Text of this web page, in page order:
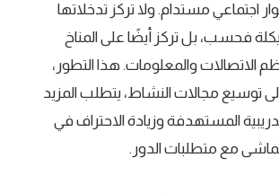
اجتماعي مستدام. ولا تركز تدخلاتها
فحسب، بل تركز أيضًا على المناخ
الاتصالات والمعلومات. هذا التطور،
توسيع مجالات النشاط، يتطلب المزيد
المستهدفة وزيادة الاحتراف في
مع متطلبات الدور.